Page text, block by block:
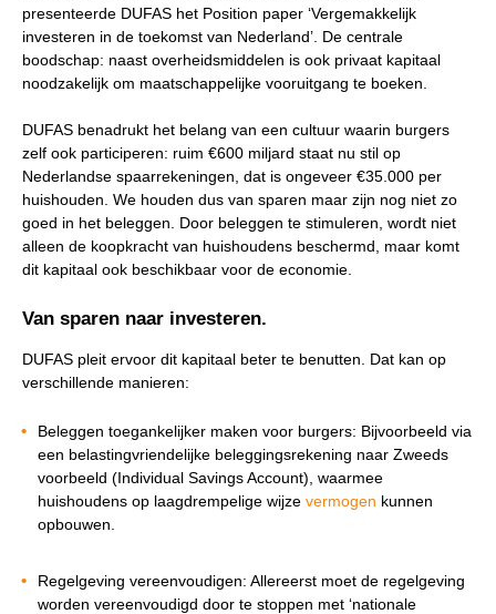
presenteerde DUFAS het Position paper ‘Vergemakkelijk
investeren in de toekomst van Nederland’. De centrale
boodschap: naast overheidsmiddelen is ook privaat kapitaal
noodzakelijk om maatschappelijke vooruitgang te boeken.
DUFAS benadrukt het belang van een cultuur waarin burgers
zelf ook participeren: ruim €600 miljard staat nu stil op
Nederlandse spaarrekeningen, dat is ongeveer €35.000 per
huishouden. We houden dus van sparen maar zijn nog niet zo
goed in het beleggen. Door beleggen te stimuleren, wordt niet
alleen de koopkracht van huishoudens beschermd, maar komt
dit kapitaal ook beschikbaar voor de economie.
Van sparen naar investeren.
DUFAS pleit ervoor dit kapitaal beter te benutten. Dat kan op
verschillende manieren:
Beleggen toegankelijker maken voor burgers: Bijvoorbeeld via
een belastingvriendelijke beleggingsrekening naar Zweeds
voorbeeld (Individual Savings Account), waarmee
huishoudens op laagdrempelige wijze vermogen kunnen
opbouwen.
Regelgeving vereenvoudigen: Allereerst moet de regelgeving
worden vereenvoudigd door te stoppen met ‘nationale